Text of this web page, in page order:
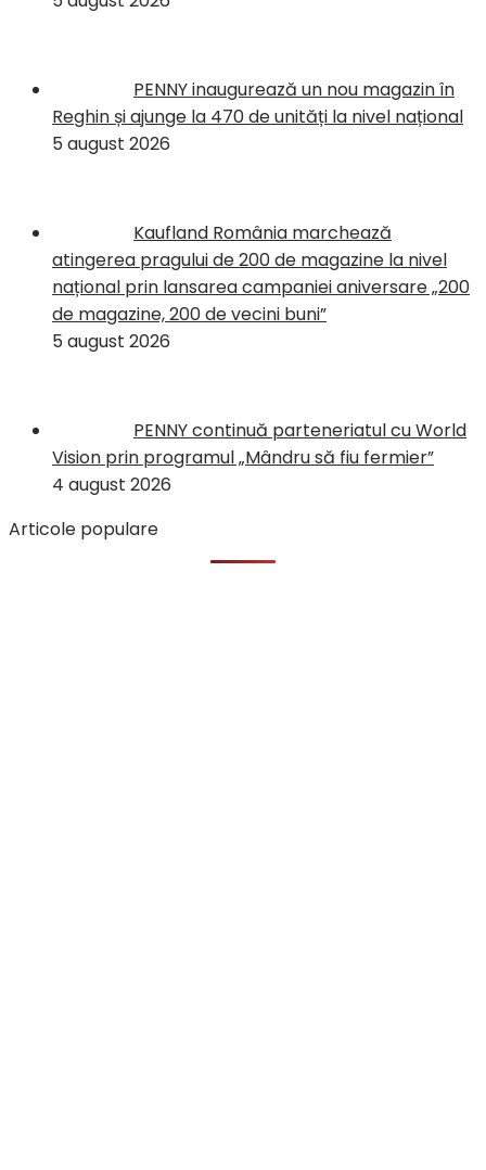
PENNY inaugurează un nou magazin în
Reghin și ajunge la 470 de unități la nivel național
5 august 2026
Kaufland România marchează
atingerea pragului de 200 de magazine la nivel
național prin lansarea campaniei aniversare „200
de magazine, 200 de vecini buni”
5 august 2026
PENNY continuă parteneriatul cu World
Vision prin programul „Mândru să fiu fermier”
4 august 2026
Articole populare